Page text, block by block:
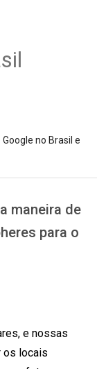
no Brasil e
maneira de
para o
e nossas
os locais